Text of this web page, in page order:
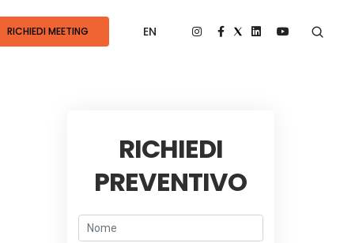
RICHIEDI MEETING EN
RICHIEDI
PREVENTIVO